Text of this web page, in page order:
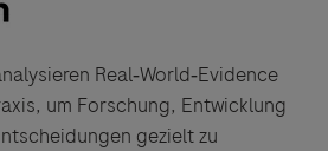
Real‑World‑Evidence
um Forschung, Entwicklung
gezielt zu